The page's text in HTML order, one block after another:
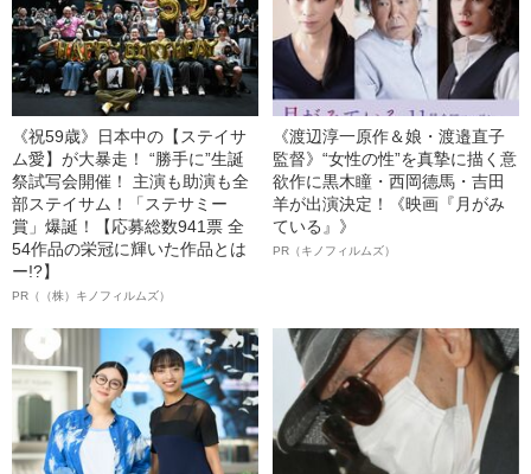
《祝59歳》日本中の【ステイサ
ム愛】が大暴走！ “勝手に”生誕
祭試写会開催！ 主演も助演も全
部ステイサム！「ステサミー
賞」爆誕！【応募総数941票 全
54作品の栄冠に輝いた作品とは
ー!?】
PR（（株）キノフィルムズ）
《渡辺淳一原作＆娘・渡邉直子
監督》“女性の性”を真摯に描く意
欲作に黒木瞳・西岡德馬・吉田
羊が出演決定！《映画『月がみ
ている』》
PR（キノフィルムズ）